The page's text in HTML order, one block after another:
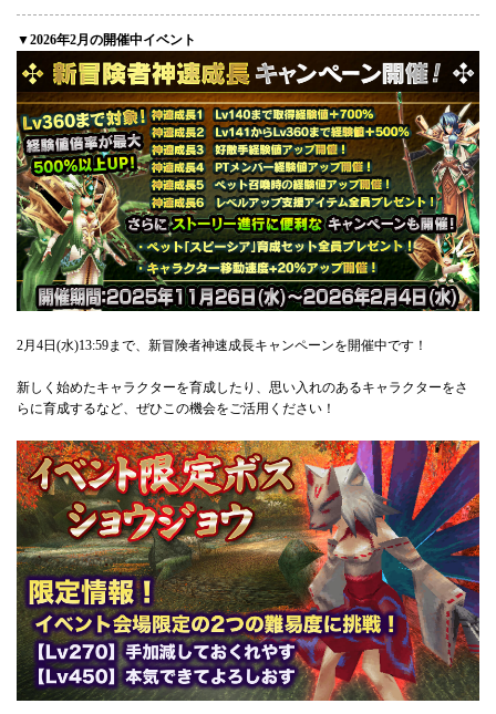
▼2026年2月の開催中イベント
2月4日(水)13:59まで、新冒険者神速成長キャンペーンを開催中です！
新しく始めたキャラクターを育成したり、思い入れのあるキャラクターをさ
らに育成するなど、ぜひこの機会をご活用ください！